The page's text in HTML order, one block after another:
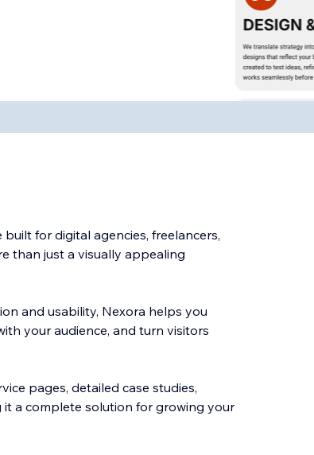
for digital agencies, freelancers,
than just a visually appealing
and usability, Nexora helps you
your audience, and turn visitors
pages, detailed case studies,
a complete solution for growing your